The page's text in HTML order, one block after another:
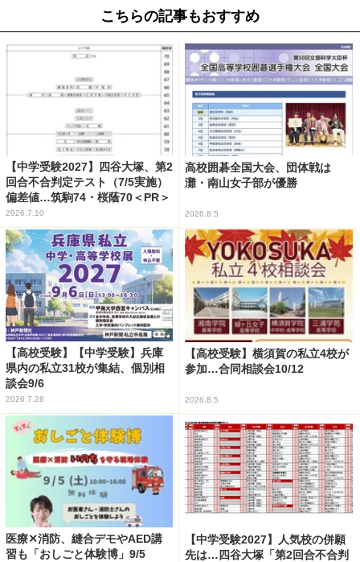
こちらの記事もおすすめ
【中学受験2027】四谷大塚、第2
回合不合判定テスト（7/5実施）
偏差値…筑駒74・桜蔭70＜PR＞
2026.7.10
高校囲碁全国大会、団体戦は
灘・南山女子部が優勝
2026.8.5
【高校受験】【中学受験】兵庫
県内の私立31校が集結、個別相
談会9/6
2026.7.28
【高校受験】横須賀の私立4校が
参加…合同相談会10/12
2026.8.5
医療✕消防、縫合デモやAED講
習も「おしごと体験博」9/5
【中学受験2027】人気校の併願
先は…四谷大塚「第2回合不合判